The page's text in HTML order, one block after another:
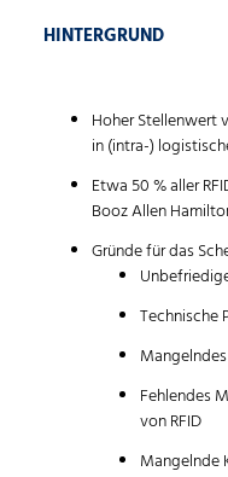
HINTERGRUND
Hoher Stellenwert
in (intra-)
Etwa 50 % aller
Booz Allen
Gründe für das
Technische
Fehlendes
von RFID
Mangelnde